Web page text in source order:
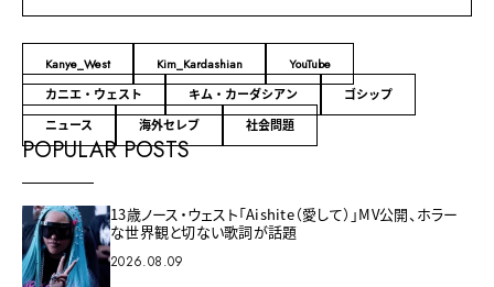
Kanye_West Kim_Kardashian
YouTube
カニエ・ウェスト
キム・カーダシアン
ゴシップ
ニュース
海外セレブ 社会問題
POPULAR POSTS
13歳ノース・ウェスト「Aishite（愛して）」MV公開、ホラー
な世界観と切ない歌詞が話題
2026.08.09